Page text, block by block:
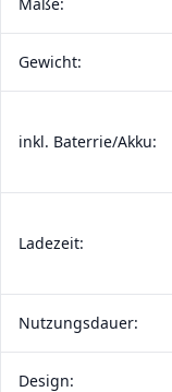
Gewicht:
inkl. Baterrie/Akku:
Ladezeit:
Nutzungsdauer:
Design: